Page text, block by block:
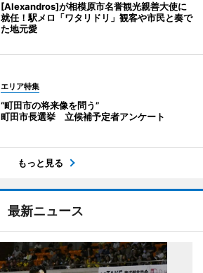
[Alexandros]が相模原市名誉観光親善大使に
就任！駅メロ「ワタリドリ」観客や市民と奏で
た地元愛
エリア特集
“町田市の将来像を問う”
町田市長選挙 立候補予定者アンケート
もっと見る
最新ニュース